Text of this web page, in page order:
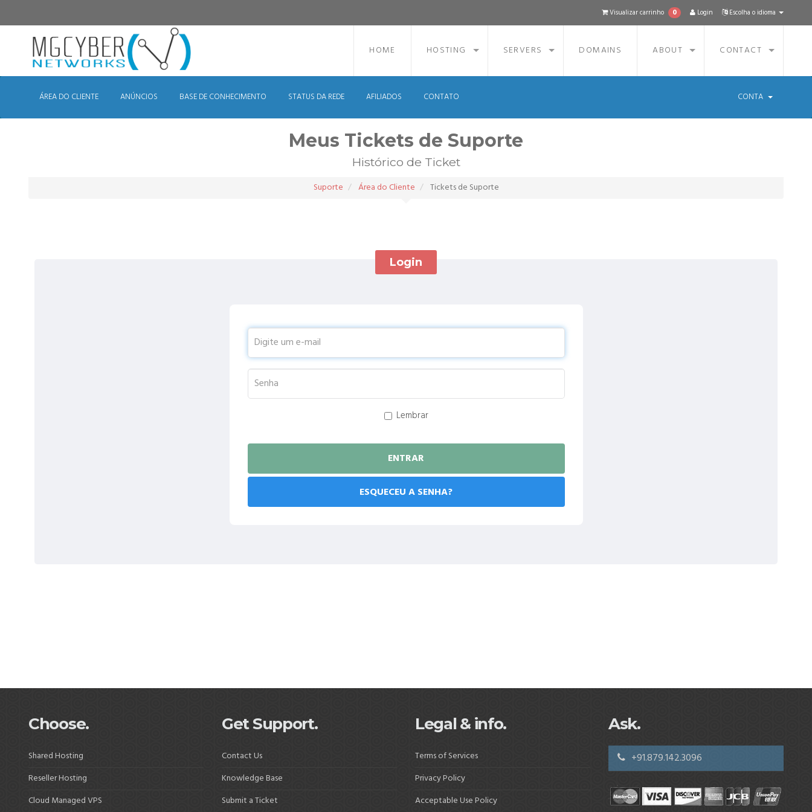
Escolha o idioma
Login
Visualizar carrinho 0
HOME HOSTING SERVERS DOMAINS ABOUT CONTACT
ÁREA DO CLIENTE ANÚNCIOS BASE DE CONHECIMENTO STATUS DA REDE AFILIADOS CONTATO CONTA
Meus Tickets de Suporte
Histórico de Ticket
Suporte Área do Cliente Tickets de Suporte
Login
Lembrar
ESQUECEU A SENHA?
Choose.
Shared Hosting
Reseller Hosting
Cloud Managed VPS
Get Support.
Contact Us
Knowledge Base
Submit a Ticket
Legal & info.
Terms of Services
Privacy Policy
Acceptable Use Policy
Ask.
+91.879.142.3096